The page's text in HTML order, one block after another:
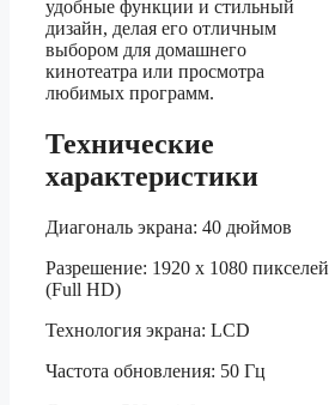
удобные функции и стильный
дизайн, делая его отличным
выбором для домашнего
кинотеатра или просмотра
любимых программ.
Технические
характеристики
Диагональ экрана: 40 дюймов
Разрешение: 1920 x 1080 пикселей
(Full HD)
Технология экрана: LCD
Частота обновления: 50 Гц